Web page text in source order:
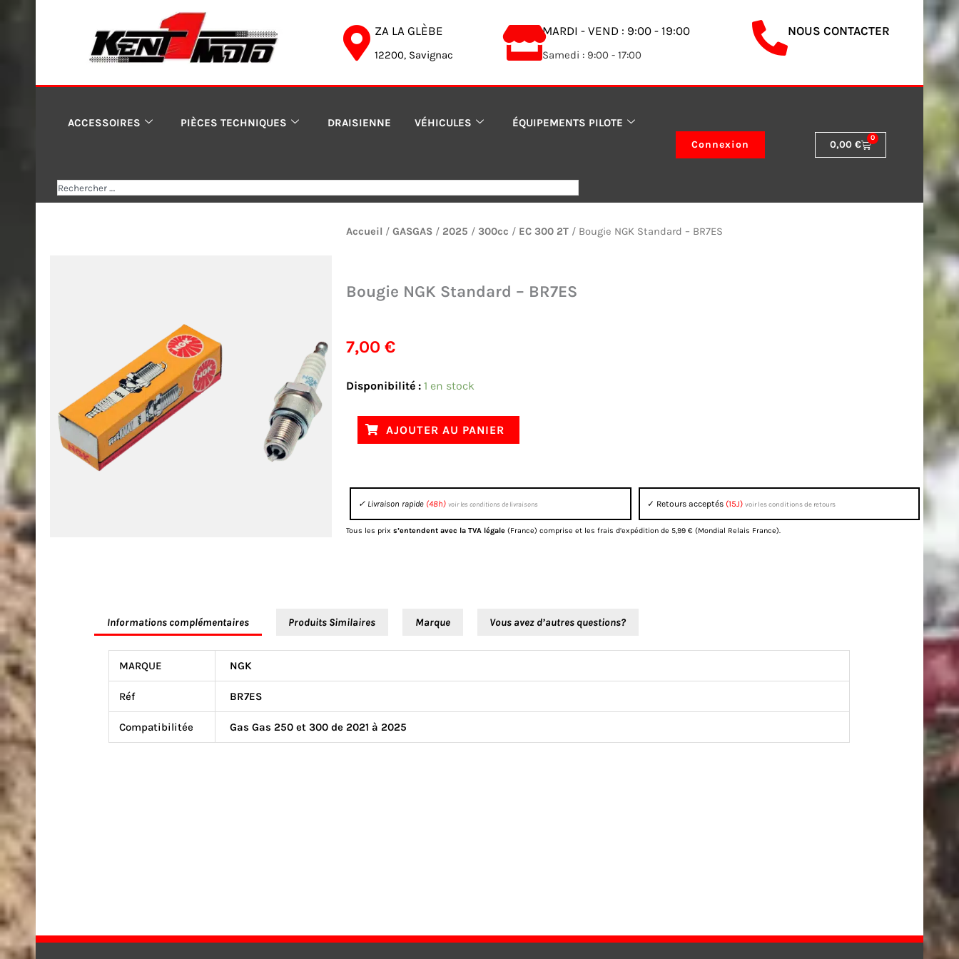
ZA LA GLÈBE
12200, Savignac
MARDI - VEND : 9:00 - 19:00
Samedi : 9:00 - 17:00
NOUS CONTACTER
ACCESSOIRES PIÈCES TECHNIQUES DRAISIENNE VÉHICULES ÉQUIPEMENTS PILOTE
Rechercher
Connexion 0,00€
0
Panier
Accueil /GASGAS / 2025 /300cc / EC 300 2T / Bougie NGK Standard – BR7ES
Bougie NGK Standard – BR7ES
7,00€
Disponibilité : 1 en stock
quantité
Bougie
NGK
–
BR7ES
AJOUTER AU PANIER
✓ Livraison rapide (48h)voir les conditions de livraisons ✓ Retours acceptés (15J) voir les conditions de retours
Tous les prixs’entendent avec la TVA légale (France) comprise et les frais d’expédition de 5,99 € (Mondial Relais France).
Informations complémentaires Produits Similaires Marque Vous avez d’autres questions?
MARQUE NGK
Réf BR7ES
Compatibilitée Gas Gas 250 et 300 de 2021 à 2025